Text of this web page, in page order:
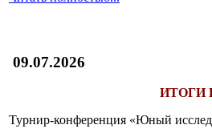
09.07.2026
ИТОГИ
Турнир-конференция «Юный